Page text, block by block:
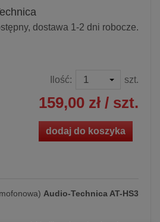
dostawa 1-2 dni robocze.
Ilość: szt.
159,00 zł / szt.
dodaj do koszyka
Audio-Technica AT-HS3